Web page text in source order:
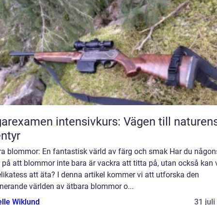
intensivkurs: Vägen till
blommor: En fantastisk värld av färg och smak Har du
att blommor inte bara är vackra att titta på, utan också kan
att äta? I denna artikel kommer vi att utforska den
världen av ätbara blommor o...
Wiklund
31 juli